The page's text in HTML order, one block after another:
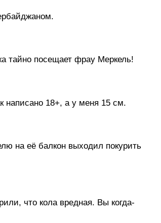
тайно посещает фрау Меркель!
написано 18+, а у меня 15 см.
на её балкон выходил покурить
что кола вредная. Вы когда-